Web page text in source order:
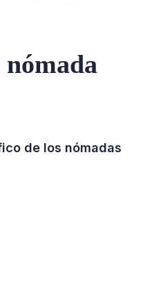
de los nómadas